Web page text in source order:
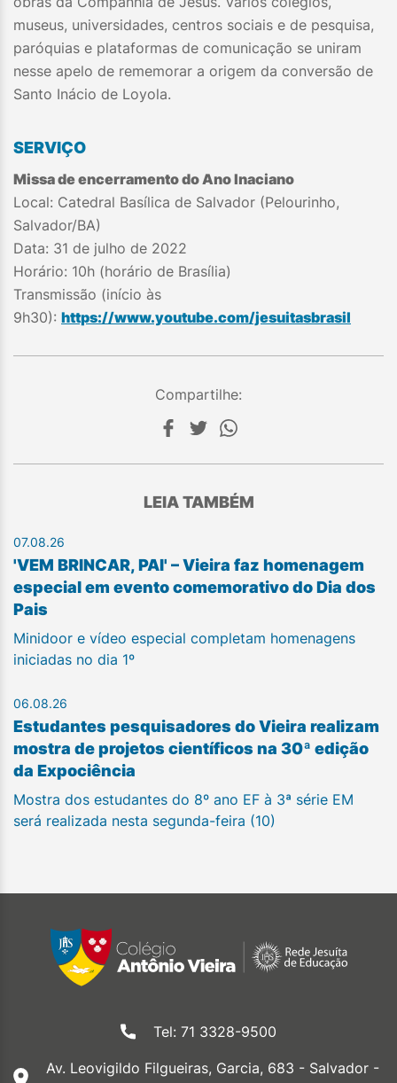
museus, universidades, centros sociais e de pesquisa,
paróquias e plataformas de comunicação se uniram
nesse apelo de rememorar a origem da conversão de
Santo Inácio de Loyola.
SERVIÇO
Missa de encerramento do Ano Inaciano
Local: Catedral Basílica de Salvador (Pelourinho,
Salvador/BA)
Data: 31 de julho de 2022
Horário: 10h (horário de Brasília)
Transmissão (início às
9h30): https://www.youtube.com/jesuitasbrasil
Compartilhe:
LEIA TAMBÉM
07.08.26
'VEM BRINCAR, PAI' – Vieira faz homenagem
especial em evento comemorativo do Dia dos
Pais
Minidoor e vídeo especial completam homenagens
iniciadas no dia 1º
06.08.26
Estudantes pesquisadores do Vieira realizam
mostra de projetos científicos na 30ª edição
da Expociência
Mostra dos estudantes do 8º ano EF à 3ª série EM
será realizada nesta segunda-feira (10)
Tel: 71 3328-9500
Av. Leovigildo Filgueiras, Garcia, 683 - Salvador -